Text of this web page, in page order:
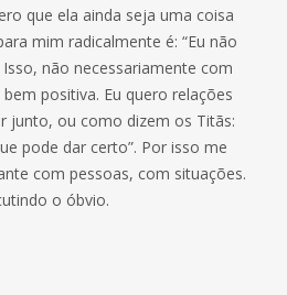
que ela ainda seja uma coisa
mim radicalmente é: “Eu não
não necessariamente com
positiva. Eu quero relações
junto, ou como dizem os Titãs:
pode dar certo”. Por isso me
com pessoas, com situações.
o óbvio.